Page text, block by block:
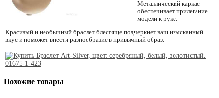
Металлический каркас
обеспечивает прилегание
модели к руке.
Красивый и необычный браслет блестяще подчеркнет ваш изысканный
вкус и поможет внести разнообразие в привычный образ.
Похожие товары